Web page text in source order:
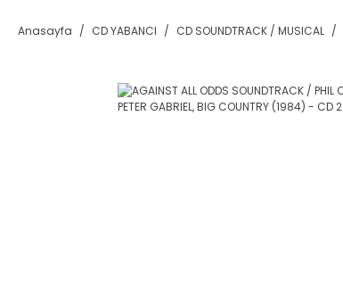
Anasayfa CD YABANCI CD SOUNDTRACK / MUSICAL